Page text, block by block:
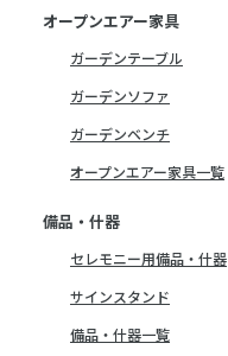
オープンエアー家具
ガーデンテーブル
ガーデンソファ
ガーデンベンチ
オープンエアー家具一覧
備品・什器
セレモニー用備品・什器
サインスタンド
備品・什器一覧